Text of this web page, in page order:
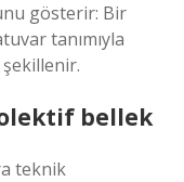
gösterir: Bir
tanımıyla
bellek
teknik